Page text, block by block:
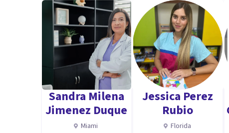
Sandra Milena
Jimenez Duque
Miami
Jessica Perez
Rubio
Florida